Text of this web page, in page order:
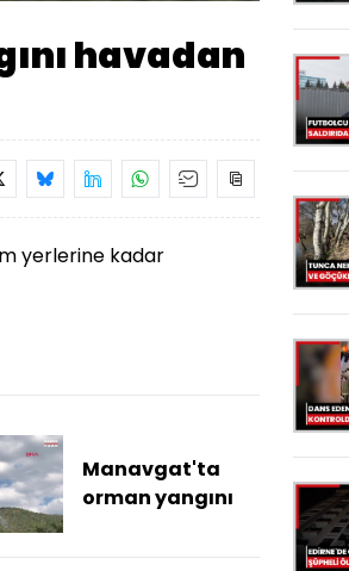
havadan
yerlerine kadar
Manavgat'ta
orman yangını